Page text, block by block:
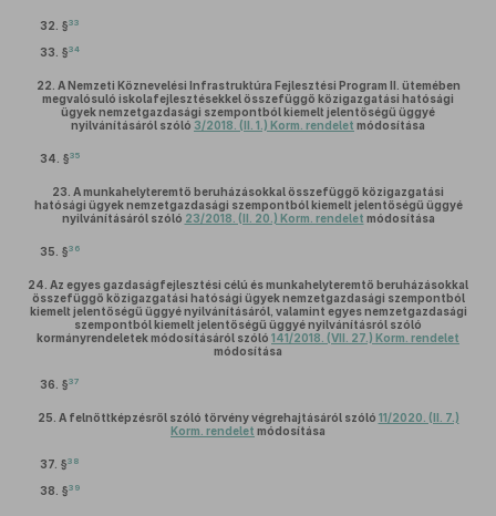
32. §33
33. §34
22. A Nemzeti Köznevelési Infrastruktúra Fejlesztési Program II. ütemében
megvalósuló iskolafejlesztésekkel összefüggő közigazgatási hatósági
ügyek nemzetgazdasági szempontból kiemelt jelentőségű üggyé
nyilvánításáról szóló 3/2018. (II. 1.) Korm. rendelet módosítása
34. §35
23. A munkahelyteremtő beruházásokkal összefüggő közigazgatási
hatósági ügyek nemzetgazdasági szempontból kiemelt jelentőségű üggyé
nyilvánításáról szóló 23/2018. (II. 20.) Korm. rendelet módosítása
35. §36
24. Az egyes gazdaságfejlesztési célú és munkahelyteremtő beruházásokkal
összefüggő közigazgatási hatósági ügyek nemzetgazdasági szempontból
kiemelt jelentőségű üggyé nyilvánításáról, valamint egyes nemzetgazdasági
szempontból kiemelt jelentőségű üggyé nyilvánításról szóló
kormányrendeletek módosításáról szóló 141/2018. (VII. 27.) Korm. rendelet
módosítása
36. §37
25. A felnőttképzésről szóló törvény végrehajtásáról szóló 11/2020. (II. 7.)
Korm. rendelet módosítása
37. §38
38. §39